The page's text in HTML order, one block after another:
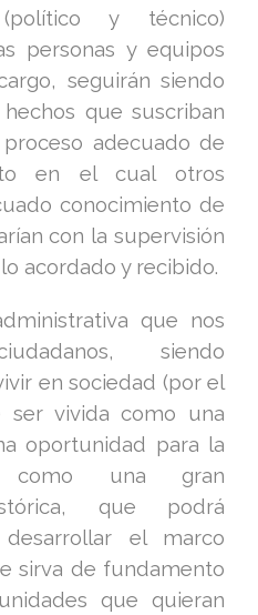
y técnico)
personas y equipos
seguirán siendo
que suscriban
adecuado de
en el cual otros
conocimiento de
con la supervisión
acordado y recibido.
que nos
siendo
en sociedad (por el
ser vivida como una
oportunidad para la
como una gran
que podrá
el marco
sirva de fundamento
que quieran